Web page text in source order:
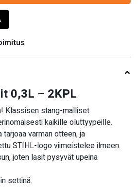
0,3L – 2KPL
Klassisen stang-malliset
kaikille oluttyypeille.
varman otteen, ja
STIHL-logo viimeistelee ilmeen.
joten lasit pysyvät upeina
settinä.